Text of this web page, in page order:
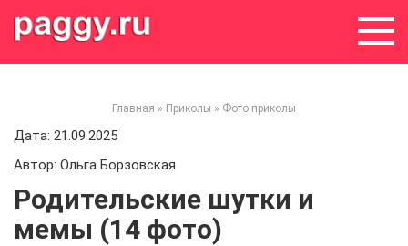
Главная » Приколы » Фото приколы
Дата: 21.09.2025
Автор: Ольга Борзовская
Родительские шутки и
мемы (14 фото)